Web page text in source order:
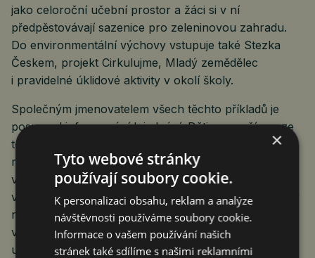
jako celoroční učební prostor a žáci si v ní
předpěstovávají sazenice pro zeleninovou zahradu.
Do environmentální výchovy vstupuje také Stezka
Českem, projekt Cirkulujme, Mladý zemědělec
i pravidelné úklidové aktivity v okolí školy.
Společným jmenovatelem všech těchto příkladů je
posun od informování k jednání. Děti se neučí pouze
to, co je správné, ale zkoušejí si, jak správné
rozhodnutí vypadá v praxi: přenést žábu přes silnici,
vysadit rostlinu, pečovat o záhon, otevřít zookoutek,
vysvětlit spolužákům vlastní projekt, uklidit kus krajiny
nebo promyslet, jak snížit uhlíkovou stopu. Právě tím
vzniká vztah k místu, který nelze nahradit pouze
učebnicí.
×
Tyto webové stránky
používají soubory cookie.
K personalizaci obsahu, reklam a analýze
návštěvnosti používáme soubory cookie.
Informace o vašem používání našich
stránek také sdílíme s našimi reklamními